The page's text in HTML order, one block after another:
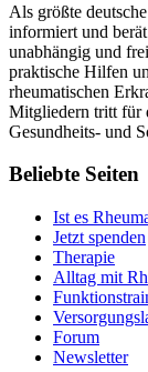
Als größte
informiert und
unabhängig und
praktische Hilfen
rheumatischen
Mitgliedern tritt für
Gesundheits- und
Beliebte Seiten
Ist es
Jetzt spenden
Therapie
Alltag mit
Forum
Newsletter